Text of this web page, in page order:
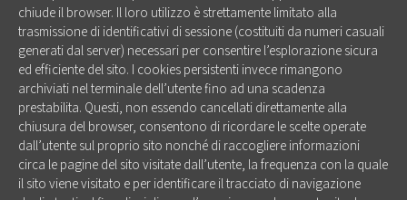
chiude il browser. Il loro utilizzo è strettamente limitato alla
trasmissione di identificativi di sessione (costituiti da numeri casuali
generati dal server) necessari per consentire l’esplorazione sicura
ed efficiente del sito. I cookies persistenti invece rimangono
archiviati nel terminale dell’utente fino ad una scadenza
prestabilita. Questi, non essendo cancellati direttamente alla
chiusura del browser, consentono di ricordare le scelte operate
dall’utente sul proprio sito nonché di raccogliere informazioni
circa le pagine del sito visitate dall’utente, la frequenza con la quale
il sito viene visitato e per identificare il tracciato di navigazione